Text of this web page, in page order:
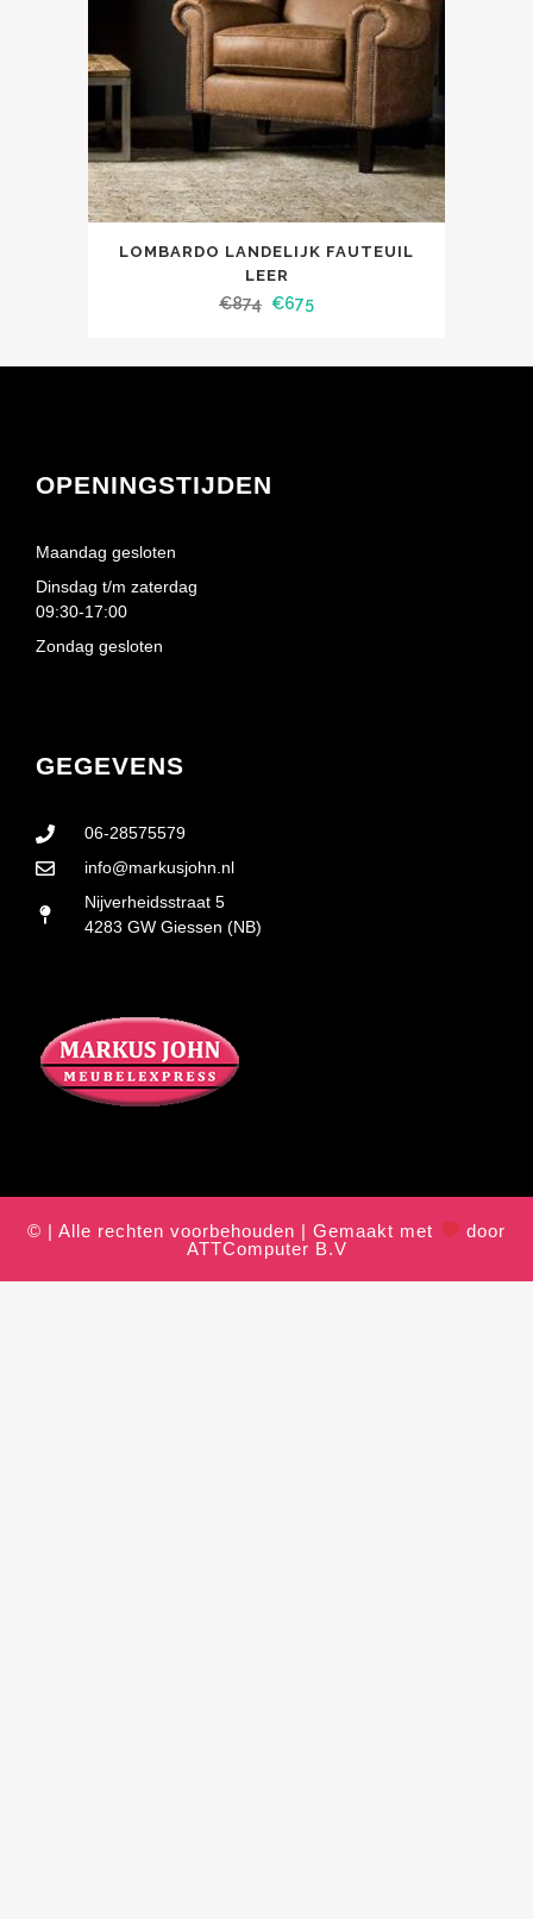
LOMBARDO LANDELIJK FAUTEUIL
LEER
€874 €675
GEGEVENS
06-28575579
info@markusjohn.nl
Nijverheidsstraat 5
4283 GW Giessen (NB)
OPENINGSTIJDEN
Maandag gesloten
Dinsdag t/m zaterdag
09:30-17:00
Zondag gesloten
© | Alle rechten voorbehouden | Gemaakt met
door
ATTComputer B.V